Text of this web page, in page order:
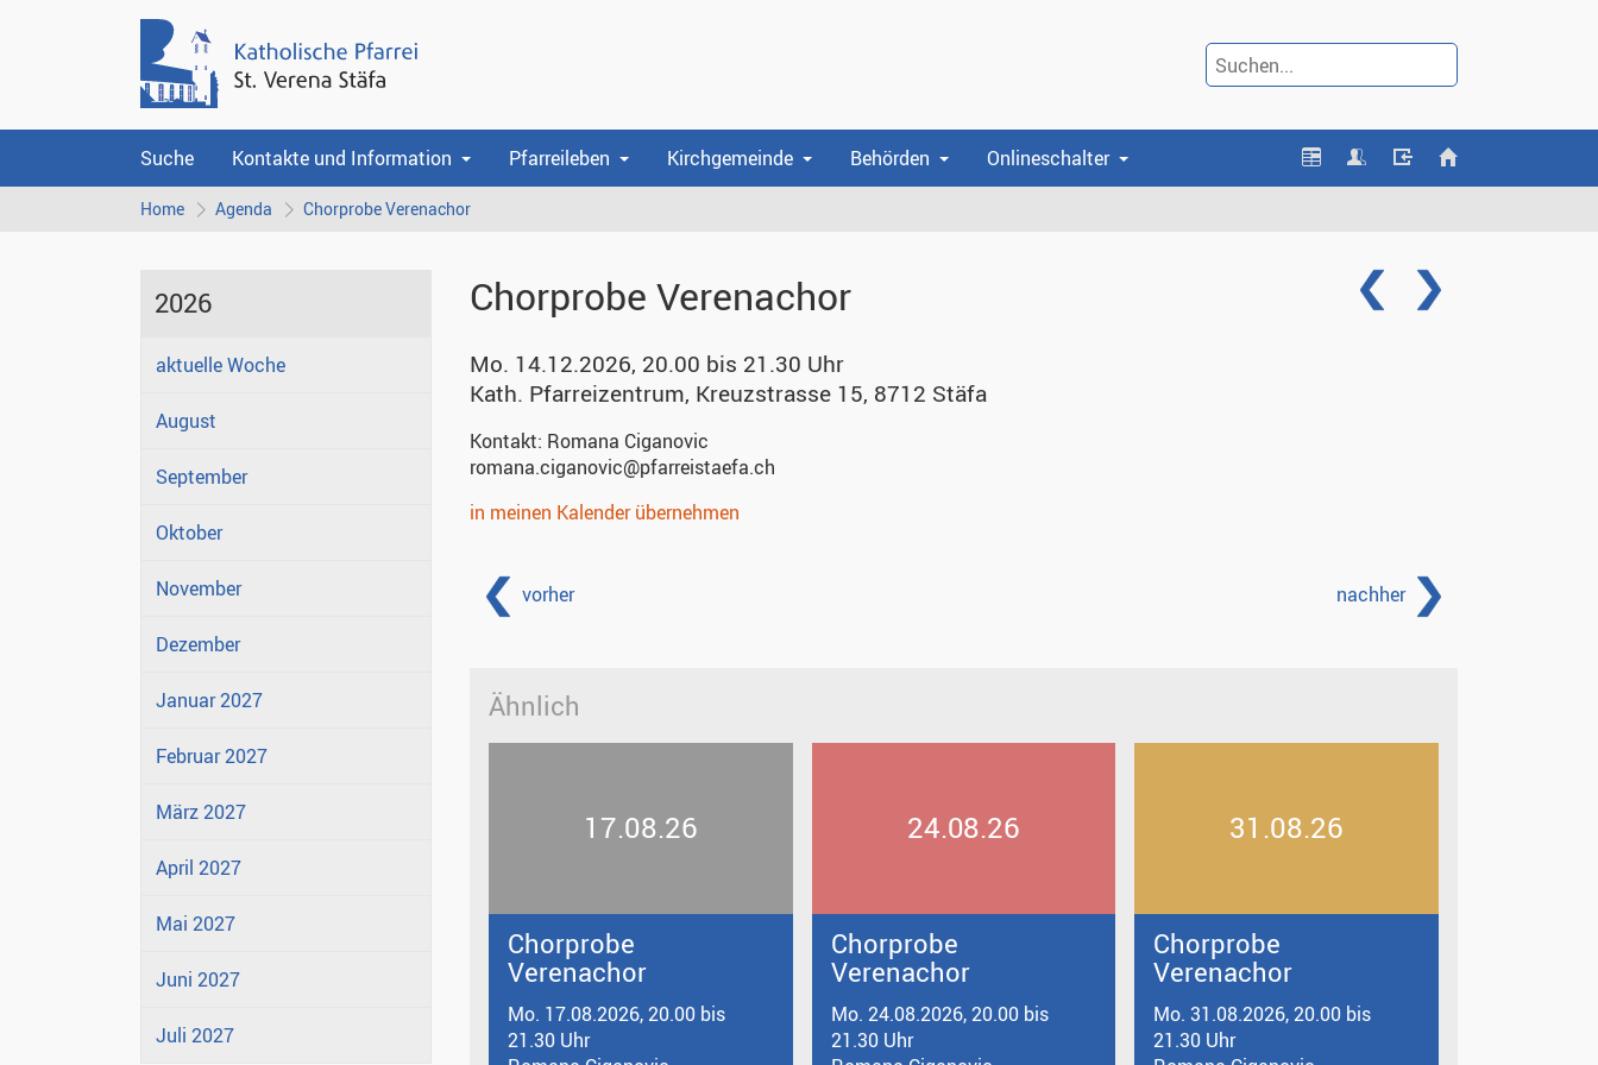
Suche Kontakte und Information Pfarreileben Kirchgemeinde Behörden Onlineschalter
Home Agenda Chorprobe Verenachor
2026
aktuelle Woche
August
September
Oktober
November
Dezember
Januar 2027
Februar 2027
März 2027
April 2027
Mai 2027
Juni 2027
Juli 2027
Chorprobe Verenachor
Mo. 14.12.2026, 20.00 bis 21.30 Uhr
Kath. Pfarreizentrum, Kreuzstrasse 15, 8712 Stäfa
Kontakt: Romana Ciganovic
romana.ciganovic@pfarreistaefa.ch
in meinen Kalender übernehmen
vorher nachher
Ähnlich
17.08.26
Chorprobe
Verenachor
Mo. 17.08.2026, 20.00 bis
21.30 Uhr
24.08.26
Chorprobe
Verenachor
Mo. 24.08.2026, 20.00 bis
21.30 Uhr
31.08.26
Chorprobe
Verenachor
Mo. 31.08.2026, 20.00 bis
21.30 Uhr